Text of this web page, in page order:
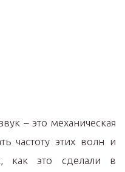
– это механическая
частоту этих волн и
как это сделали в